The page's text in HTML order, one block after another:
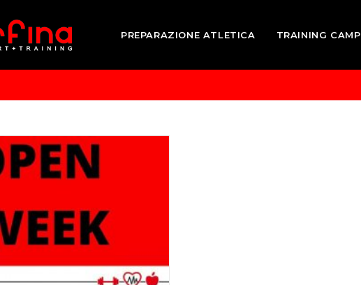
PREPARAZIONE ATLETICA TRAINING CAMP